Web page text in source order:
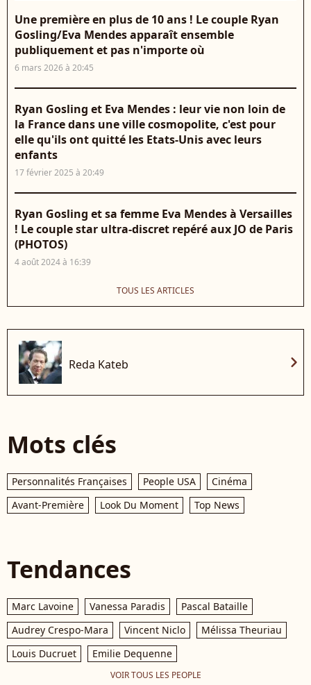
Une première en plus de 10 ans ! Le couple Ryan
Gosling/Eva Mendes apparaît ensemble
publiquement et pas n'importe où
6 mars 2026 à 20:45
Ryan Gosling et Eva Mendes : leur vie non loin de
la France dans une ville cosmopolite, c'est pour
elle qu'ils ont quitté les Etats-Unis avec leurs
enfants
17 février 2025 à 20:49
Ryan Gosling et sa femme Eva Mendes à Versailles
! Le couple star ultra-discret repéré aux JO de Paris
(PHOTOS)
4 août 2024 à 16:39
TOUS LES ARTICLES
Reda Kateb chevron_right
Mots clés
Personnalités Françaises People USA
Cinéma
Avant-Première
Look Du Moment Top News
Tendances
Marc Lavoine Vanessa Paradis
Pascal Bataille
Audrey Crespo-Mara
Vincent Niclo
Mélissa Theuriau
Louis Ducruet
Emilie Dequenne
VOIR TOUS LES PEOPLE